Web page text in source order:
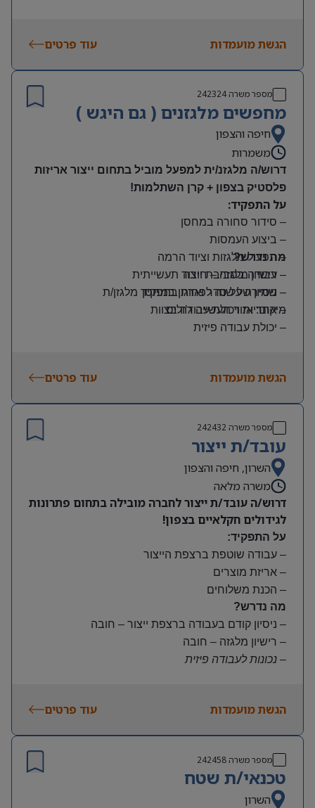
הגשת מועמדות עוד פרטים
מספר משרה242324
מחפשים מלגזנים ( גם היגש )
חיפה והצפון
משמרות
דרוש/ה מלגזנ/ית למפעל מוביל בתחום ייצור אריזות
פלסטיק בצפון + קרן השתלמות!
על התפקיד:
– סידור סחורה במחסן
– ביצוע העמסות
– תפעול מלגזות וציוד הרמה
– עבודה בסביבת ייצור תעשייתית
– שמירה על סדר וארגון במחסן
מה נדרש?
– רישיון מלגזה – חובה
– ניסיון של שנה לפחות בתפקיד מלגזן/ת
– אחריות ויכולת עבודה בצוות
– יכולת עבודה פיזית
משמרות:
שעות נוספות לפי צורך
תנאים:
סיבוס
קרן השתלמות
מיקום: אזור תעשייה ג’וליס
הגשת מועמדות עוד פרטים
מספר משרה 242432
עובד/ת ייצור
השרון, חיפה והצפון
משרה מלאה
דרוש/ה עובד/ת ייצור לחברה מובילה בתחום פתרונות
לגידולים חקלאיים בצפון!
על התפקיד:
– עבודה שוטפת ברצפת הייצור
– אריזת מוצרים
– הכנת משלוחים
מה נדרש?
– ניסיון קודם בעבודה ברצפת ייצור – חובה
– רישיון מלגזה – חובה
– נכונות לעבודה פיזית
משרה מלאה | ימים א-ה | 6:30-15:30
קרן השתלמות ובונוסים
עובד חברה מהיום הראשון
מיקום: חדרה
הגשת מועמדות עוד פרטים
מספר משרה242458
טכנאי/ת שטח
השרון